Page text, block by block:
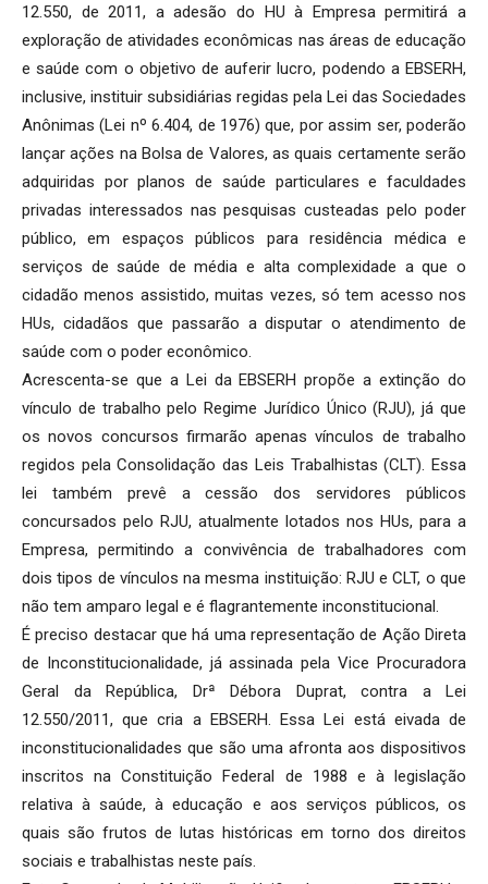
12.550, de 2011, a adesão do HU à Empresa permitirá a
exploração de atividades econômicas nas áreas de educação
e saúde com o objetivo de auferir lucro, podendo a EBSERH,
inclusive, instituir subsidiárias regidas pela Lei das Sociedades
Anônimas (Lei nº 6.404, de 1976) que, por assim ser, poderão
lançar ações na Bolsa de Valores, as quais certamente serão
adquiridas por planos de saúde particulares e faculdades
privadas interessados nas pesquisas custeadas pelo poder
público, em espaços públicos para residência médica e
serviços de saúde de média e alta complexidade a que o
cidadão menos assistido, muitas vezes, só tem acesso nos
HUs, cidadãos que passarão a disputar o atendimento de
saúde com o poder econômico.
Acrescenta-se que a Lei da EBSERH propõe a extinção do
vínculo de trabalho pelo Regime Jurídico Único (RJU), já que
os novos concursos firmarão apenas vínculos de trabalho
regidos pela Consolidação das Leis Trabalhistas (CLT). Essa
lei também prevê a cessão dos servidores públicos
concursados pelo RJU, atualmente lotados nos HUs, para a
Empresa, permitindo a convivência de trabalhadores com
dois tipos de vínculos na mesma instituição: RJU e CLT, o que
não tem amparo legal e é flagrantemente inconstitucional.
É preciso destacar que há uma representação de Ação Direta
de Inconstitucionalidade, já assinada pela Vice Procuradora
Geral da República, Drª Débora Duprat, contra a Lei
12.550/2011, que cria a EBSERH. Essa Lei está eivada de
inconstitucionalidades que são uma afronta aos dispositivos
inscritos na Constituição Federal de 1988 e à legislação
relativa à saúde, à educação e aos serviços públicos, os
quais são frutos de lutas históricas em torno dos direitos
sociais e trabalhistas neste país.